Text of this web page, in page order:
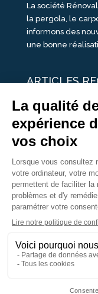
La société
la pergola, le
informons des
une bonne
ARTICLES
25 idées de
Un été pour une
Portes
Une ombre
portes ouvertes
Nous Suivre